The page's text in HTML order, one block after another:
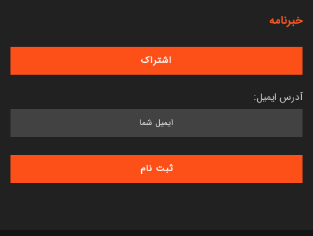
خبرنامه
آدرس ایمیل: